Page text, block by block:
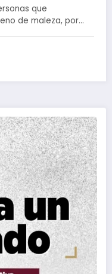
que
de maleza, por…